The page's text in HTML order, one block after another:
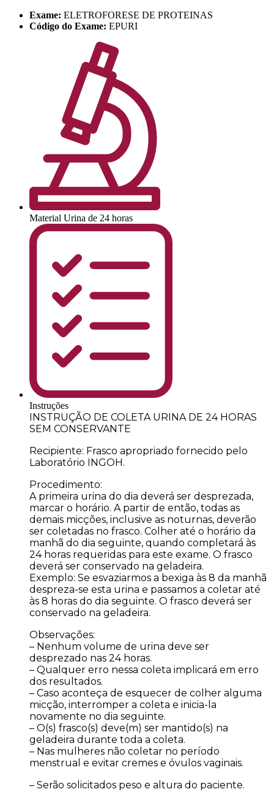
Exame: ELETROFORESE DE PROTEINAS
Código do Exame: EPURI
Material Urina de 24 horas
Instruções
INSTRUÇÃO DE COLETA URINA DE 24 HORAS
SEM CONSERVANTE
Recipiente: Frasco apropriado fornecido pelo
Laboratório INGOH.
Procedimento:
A primeira urina do dia deverá ser desprezada,
marcar o horário. A partir de então, todas as
demais micções, inclusive as noturnas, deverão
ser coletadas no frasco. Colher até o horário da
manhã do dia seguinte, quando completará às
24 horas requeridas para este exame. O frasco
deverá ser conservado na geladeira.
Exemplo: Se esvaziarmos a bexiga às 8 da manhã
despreza-se esta urina e passamos a coletar até
às 8 horas do dia seguinte. O frasco deverá ser
conservado na geladeira.
Observações:
– Nenhum volume de urina deve ser
desprezado nas 24 horas.
– Qualquer erro nessa coleta implicará em erro
dos resultados.
– Caso aconteça de esquecer de colher alguma
micção, interromper a coleta e inicia-la
novamente no dia seguinte.
– O(s) frasco(s) deve(m) ser mantido(s) na
geladeira durante toda a coleta.
– Nas mulheres não coletar no período
menstrual e evitar cremes e óvulos vaginais.
– Serão solicitados peso e altura do paciente.